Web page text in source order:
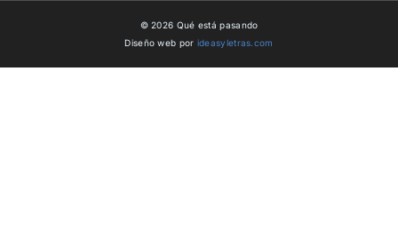
© 2026 Qué está pasando
Diseño web por ideasyletras.com